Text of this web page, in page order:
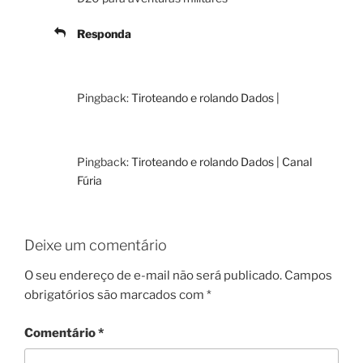
Responda
Pingback:Tiroteando e rolando Dados |
Pingback:Tiroteando e rolando Dados | Canal
Fúria
Deixe um comentário
O seu endereço de e-mail não será publicado. Campos
obrigatórios são marcados com *
Comentário*